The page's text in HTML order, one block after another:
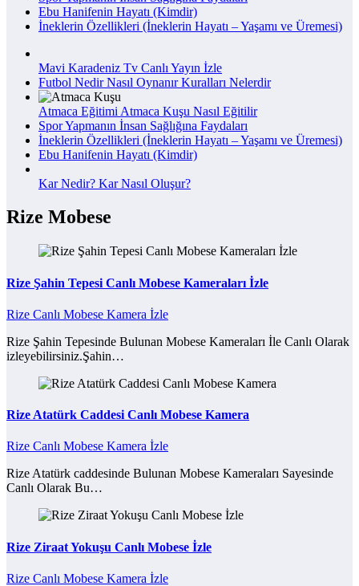
Ebu Hanifenin Hayatı (Kimdir)
İneklerin Özellikleri (İneklerin Hayatı – Yaşamı ve Üremesi)
Mavi Karadeniz Tv Canlı Yayın İzle
Futbol Nedir Nasıl Oynanır Kuralları Nelerdir
Atmaca Eğitimi Atmaca Kuşu Nasıl Eğitilir
Spor Yapmanın İnsan Sağlığına Faydaları
İneklerin Özellikleri (İneklerin Hayatı – Yaşamı ve Üremesi)
Ebu Hanifenin Hayatı (Kimdir)
Kar Nedir? Kar Nasıl Oluşur?
Rize Mobese
Rize Şahin Tepesi Canlı Mobese Kameraları İzle
Rize Canlı Mobese Kamera İzle
Rize Şahin Tepesinde Bulunan Mobese Kameraları İle Canlı Olarak
izleyebilirsiniz.Şahin…
Rize Atatürk Caddesi Canlı Mobese Kamera
Rize Canlı Mobese Kamera İzle
Rize Atatürk caddesinde Bulunan Mobese Kameraları Sayesinde
Canlı Olarak Bu…
Rize Ziraat Yokuşu Canlı Mobese İzle
Rize Canlı Mobese Kamera İzle